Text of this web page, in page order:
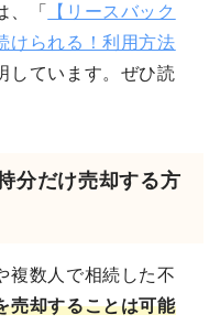
、「
【リースバック
けられる！利用方法
しています。ぜひ読
分だけ売却する方
複数人で相続した不
売却することは可能